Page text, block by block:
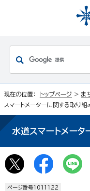
現在の位置： トップページ > ま
スマートメーターに関する取り組
水道スマートメータ
ページ番号1011122